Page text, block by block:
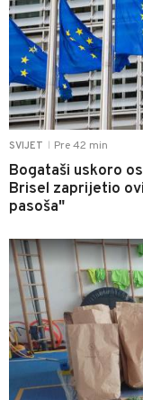
SVIJET Pre 42 min
Bogataši uskoro
Brisel zaprijetio
pasoša"